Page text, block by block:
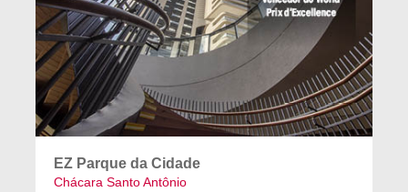
EZ Parque da Cidade
Chácara Santo Antônio